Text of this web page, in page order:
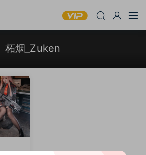
柘烟_Zuken